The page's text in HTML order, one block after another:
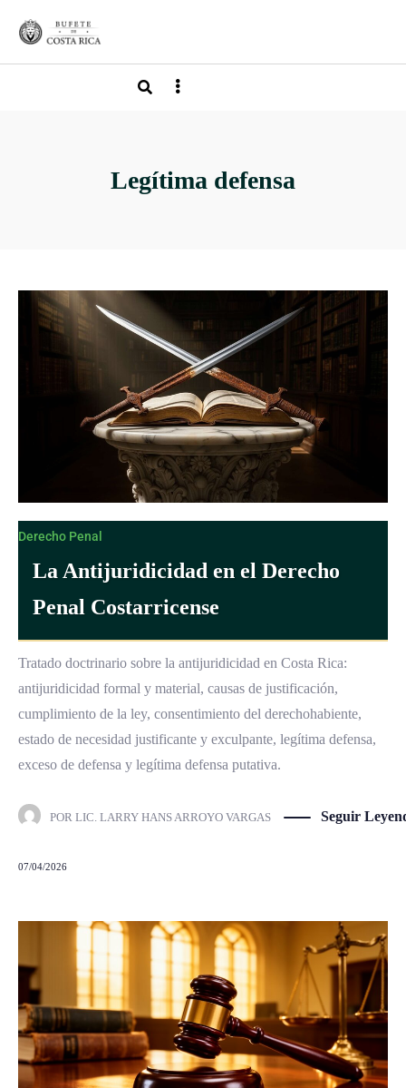
Legítima defensa
Derecho Penal
La Antijuridicidad en el Derecho
Penal Costarricense
Tratado doctrinario sobre la antijuridicidad en Costa Rica:
antijuridicidad formal y material, causas de justificación,
cumplimiento de la ley, consentimiento del derechohabiente,
estado de necesidad justificante y exculpante, legítima defensa,
exceso de defensa y legítima defensa putativa.
POR LIC. LARRY HANS ARROYO VARGAS Seguir
07/04/2026